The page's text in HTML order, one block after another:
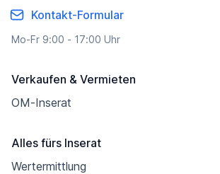
Kontakt-Formular
Mo-Fr 9:00 - 17:00 Uhr
Verkaufen & Vermieten
OM-Inserat
Alles fürs Inserat
Wertermittlung